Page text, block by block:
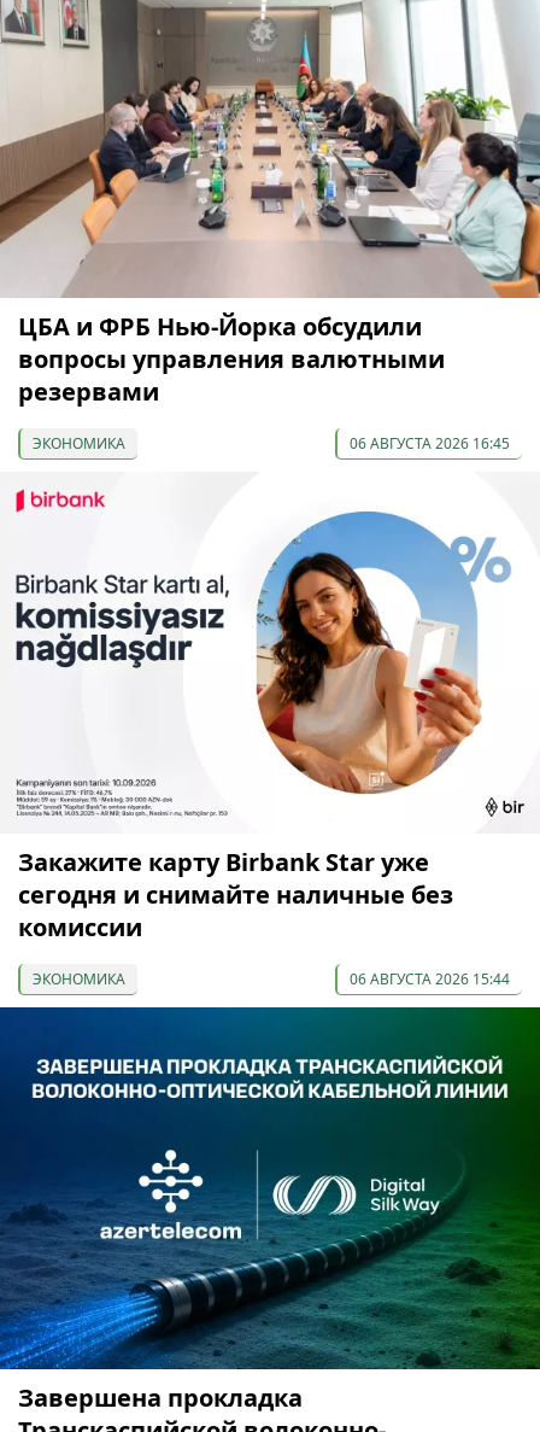
ЦБА и ФРБ Нью-Йорка обсудили
вопросы управления валютными
резервами
ЭКОНОМИКА 06 АВГУСТА 2026 16:45
Закажите карту Birbank Star уже
сегодня и снимайте наличные без
комиссии
ЭКОНОМИКА 06 АВГУСТА 2026 15:44
Завершена прокладка